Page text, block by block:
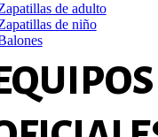
de adulto
de niño
EQUIPOS